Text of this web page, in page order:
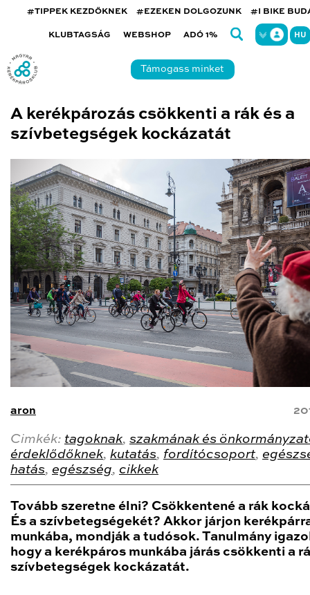
#TIPPEK KEZDŐKNEK #EZEKEN DOLGOZUNK #I BIKE
KLUBTAGSÁG WEBSHOP ADÓ 1% HU
Támogass minket
A kerékpározás csökkenti a rák és a
szívbetegségek kockázatát
aron
Cimkék: tagoknak, szakmának és
érdeklődőknek, kutatás, fordítócsoport,
hatás, egészség, cikkek
Tovább szeretne élni? Csökkentené a rák
És a szívbetegségekét? Akkor járjon
munkába, mondják a tudósok. Tanulmány
hogy a kerékpáros munkába járás csökkenti a
szívbetegségek kockázatát.